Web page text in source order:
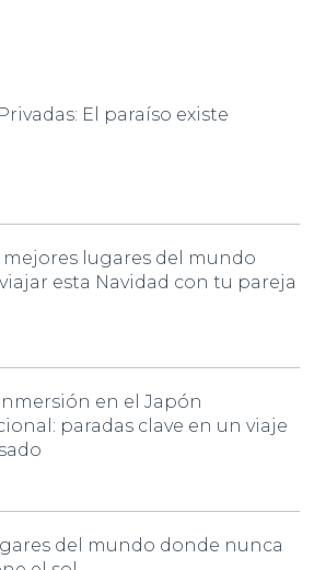
El paraíso existe
mejores lugares del mundo
esta Navidad con tu pareja
en el Japón
paradas clave en un viaje
del mundo donde nunca